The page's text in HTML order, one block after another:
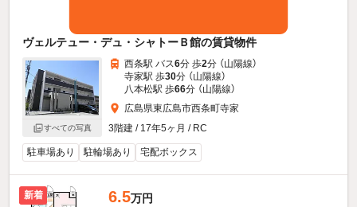
ヴェルテュー・デュ・シャトーＢ館の賃貸物件
すべての写真
西条駅 バス6分 歩2分 （山陽線）
寺家駅 歩30分 （山陽線）
八本松駅 歩66分 （山陽線）
広島県東広島市西条町寺家
3階建 / 17年5ヶ月 / RC
駐車場あり 駐輪場あり 宅配ボックス
新着 6.5万円